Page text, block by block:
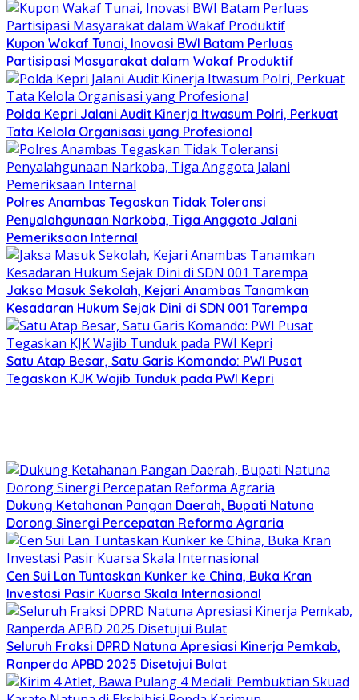
Kupon Wakaf Tunai, Inovasi BWI Batam Perluas
Partisipasi Masyarakat dalam Wakaf Produktif
Polda Kepri Jalani Audit Kinerja Itwasum Polri, Perkuat
Tata Kelola Organisasi yang Profesional
Polres Anambas Tegaskan Tidak Toleransi
Penyalahgunaan Narkoba, Tiga Anggota Jalani
Pemeriksaan Internal
Jaksa Masuk Sekolah, Kejari Anambas Tanamkan
Kesadaran Hukum Sejak Dini di SDN 001 Tarempa
Satu Atap Besar, Satu Garis Komando: PWI Pusat
Tegaskan KJK Wajib Tunduk pada PWI Kepri
Dukung Ketahanan Pangan Daerah, Bupati Natuna
Dorong Sinergi Percepatan Reforma Agraria
Cen Sui Lan Tuntaskan Kunker ke China, Buka Kran
Investasi Pasir Kuarsa Skala Internasional
Seluruh Fraksi DPRD Natuna Apresiasi Kinerja Pemkab,
Ranperda APBD 2025 Disetujui Bulat